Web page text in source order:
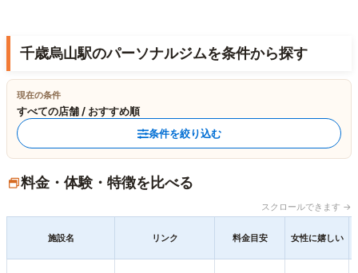
千歳烏山駅のパーソナルジムを条件から探す
現在の条件
すべての店舗 / おすすめ順
条件を絞り込む
料金・体験・特徴を比べる
スクロールできます →
施設名 リンク 料金目安 女性に嬉しい